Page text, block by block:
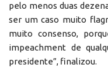
pelo menos duas
ser um caso muito
muito consenso,
impeachment de
presidente”, finalizou.